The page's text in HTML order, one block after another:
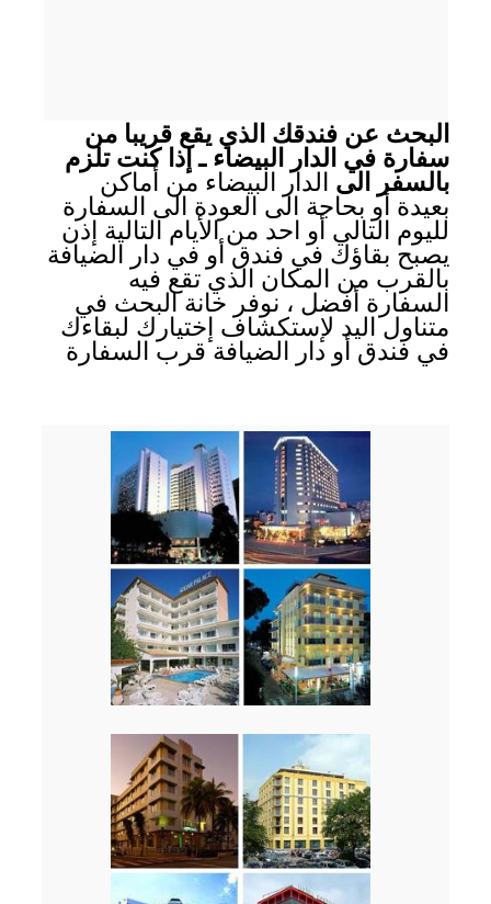
البحث عن فندقك الذي يقع قريبا من
سفارة في الدار البيضاء ـ إذا كنت تلزم
بالسفر الى الدار البيضاء من أماكن
بعيدة أو بحاجة الى العودة الى السفارة
لليوم التالي أو احد من الأيام التالية إذن
يصبح بقاؤك في فندق أو في دار الضيافة
بالقرب من المكان الذي تقع فيه
السفارة أفضل ، نوفر خانة البحث في
متناول اليد لإستكشاف إختيارك لبقاءك
في فندق أو دار الضيافة قرب السفارة